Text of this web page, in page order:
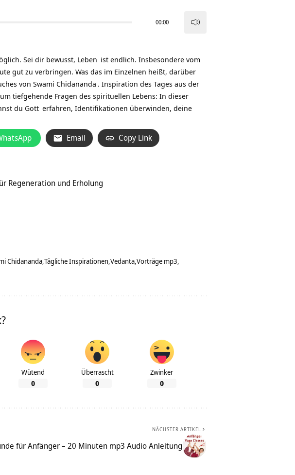
00:00
Sei dir bewusst, Leben ist endlich. Insbesondere vom
gut zu verbringen. Was das im Einzelnen heißt, darüber
von Swami Chidananda . Inspiration des Tages aus der
tiefgehende Fragen des spirituellen Lebens: In dieser
du Gott erfahren, Identifikationen überwinden, deine
Email Copy Link
Regeneration und Erholung
Chidananda Tägliche Inspirationen Vedanta Vorträge mp3
Wütend
0
Überrascht
0
Zwinker
0
NÄCHSTER ARTIKEL
für Anfänger – 20 Minuten mp3 Audio Anleitung